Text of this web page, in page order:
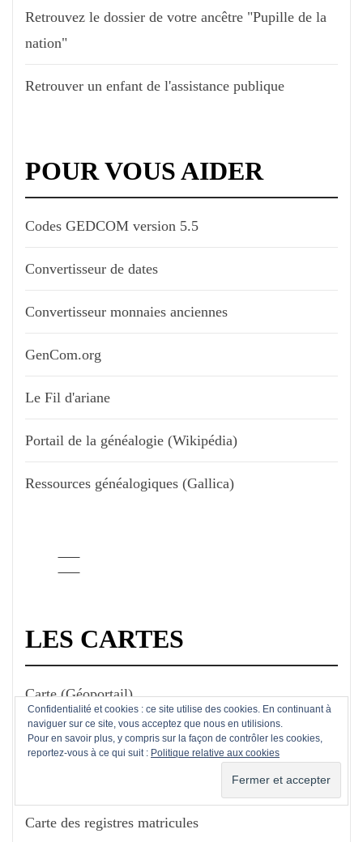
Retrouvez le dossier de votre ancêtre "Pupille de la
nation"
Retrouver un enfant de l'assistance publique
POUR VOUS AIDER
Codes GEDCOM version 5.5
Convertisseur de dates
Convertisseur monnaies anciennes
GenCom.org
Le Fil d'ariane
Portail de la généalogie (Wikipédia)
Ressources généalogiques (Gallica)
LES CARTES
Carte (Géoportail)
Carte de l'état civil en ligne
Carte des cadastres et plans en ligne
Carte des registres matricules
Confidentialité et cookies : ce site utilise des cookies. En continuant à
naviguer sur ce site, vous acceptez que nous en utilisions.
Pour en savoir plus, y compris sur la façon de contrôler les cookies,
reportez-vous à ce qui suit : Politique relative aux cookies